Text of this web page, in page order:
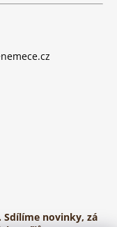
Sdílíme novinky, zá